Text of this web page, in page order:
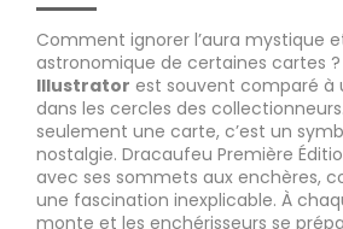
Comment ignorer l’aura mystique
astronomique de certaines cartes ?
Illustrator est souvent comparé à
dans les cercles des collectionneurs.
seulement une carte, c’est un
nostalgie. Dracaufeu Première
avec ses sommets aux enchères,
une fascination inexplicable. À
monte et les enchérisseurs se